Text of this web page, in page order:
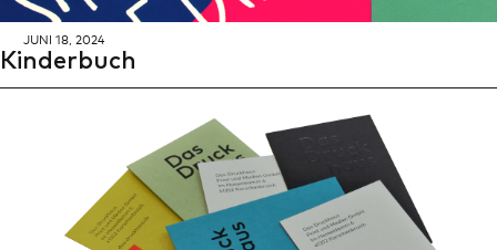
JUNI 18, 2024
Kin­der­buch